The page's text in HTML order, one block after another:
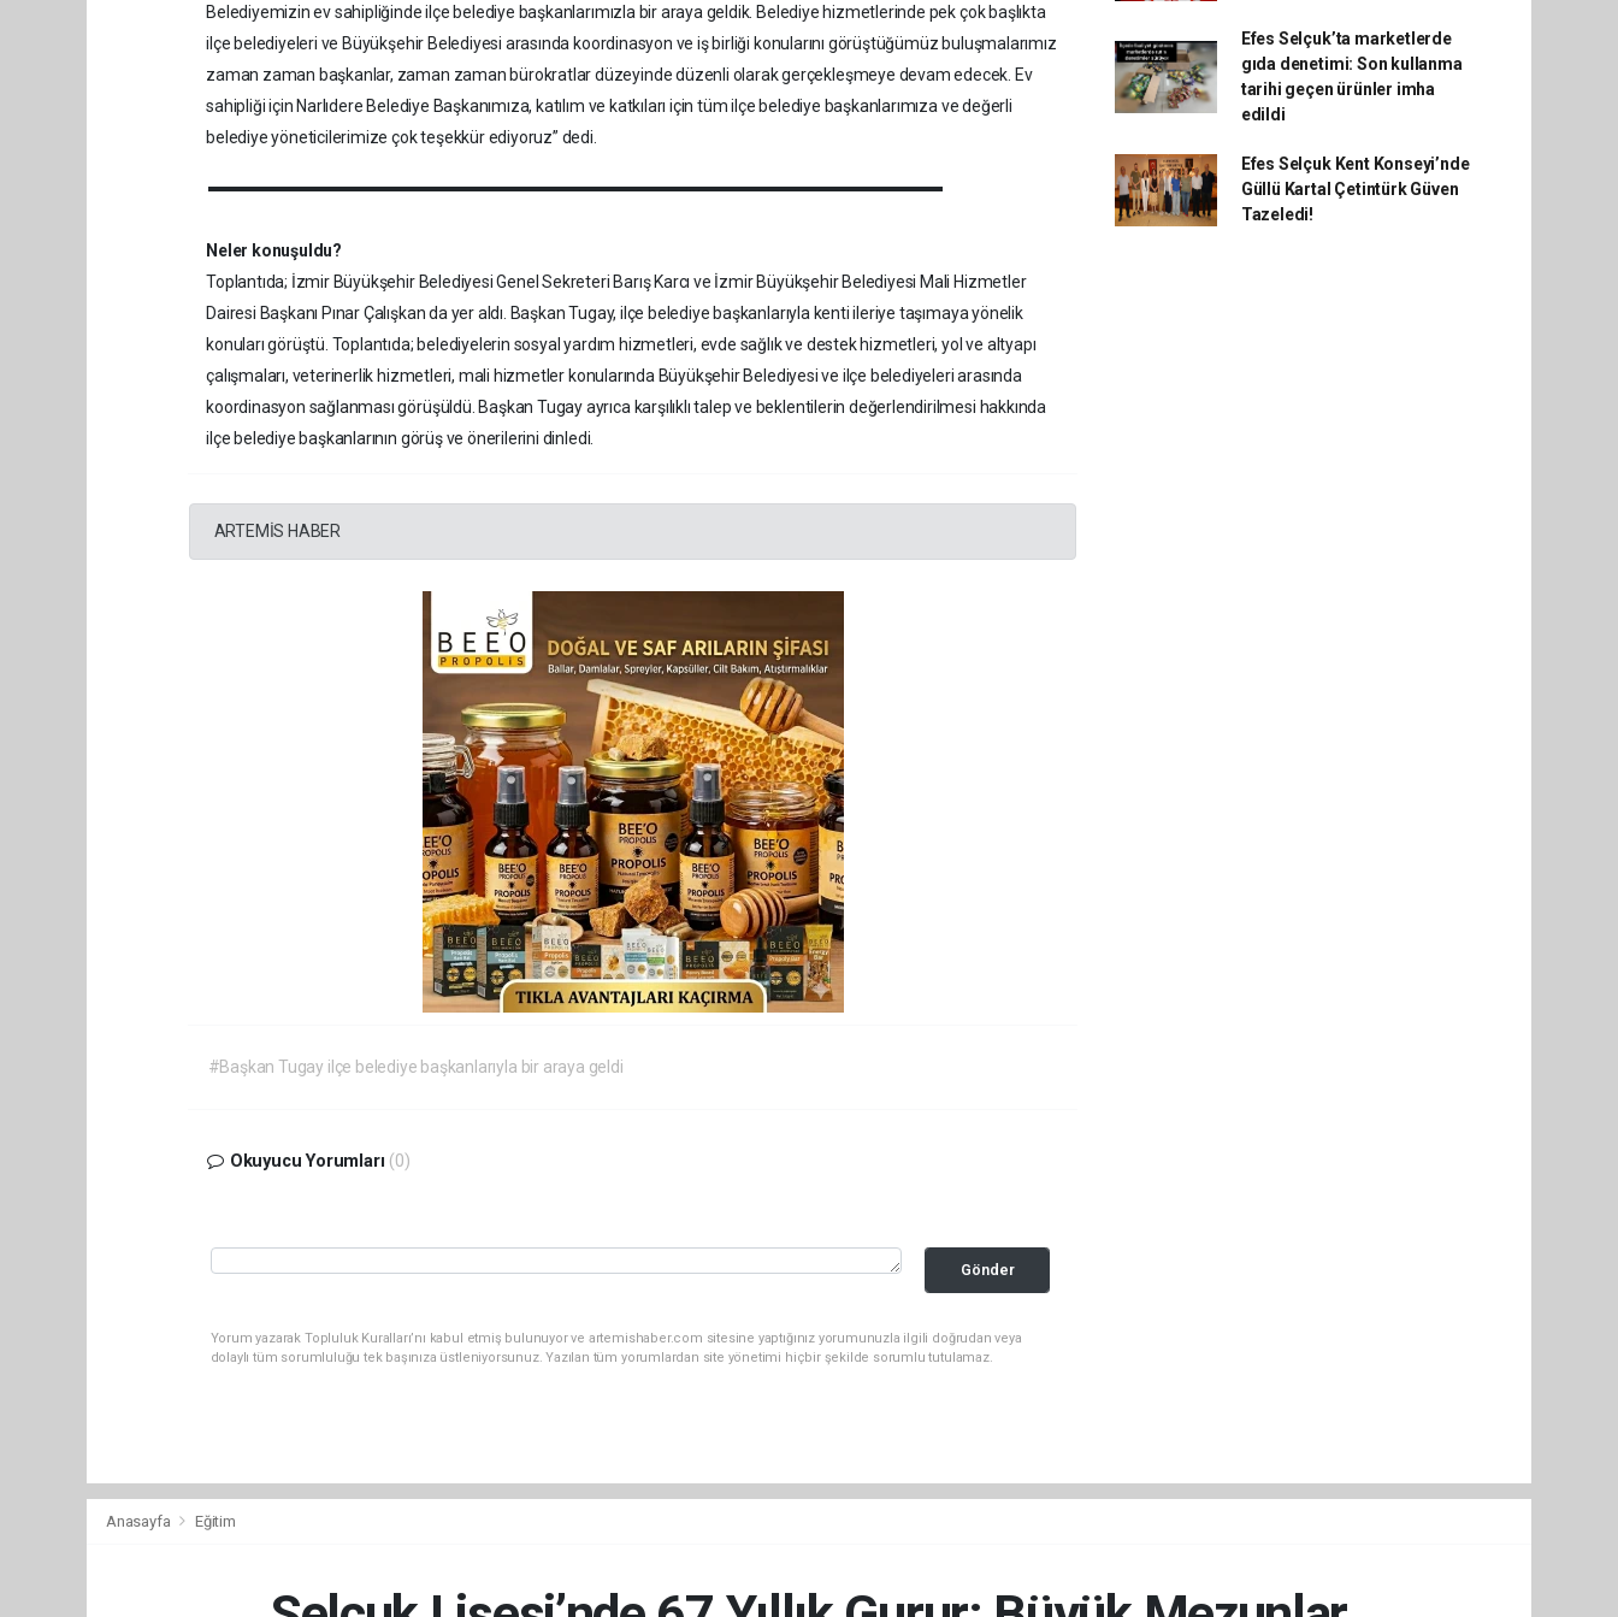
Belediyemizin ev sahipliğinde ilçe belediye başkanlarımızla bir araya geldik. Belediye hizmetlerinde pek çok başlıkta
ilçe belediyeleri ve Büyükşehir Belediyesi arasında koordinasyon ve iş birliği konularını görüştüğümüz buluşmalarımız
zaman zaman başkanlar, zaman zaman bürokratlar düzeyinde düzenli olarak gerçekleşmeye devam edecek. Ev
sahipliği için Narlıdere Belediye Başkanımıza, katılım ve katkıları için tüm ilçe belediye başkanlarımıza ve değerli
belediye yöneticilerimize çok teşekkür ediyoruz” dedi.
Neler konuşuldu?
Toplantıda; İzmir Büyükşehir Belediyesi Genel Sekreteri Barış Karcı ve İzmir Büyükşehir Belediyesi Mali Hizmetler
Dairesi Başkanı Pınar Çalışkan da yer aldı. Başkan Tugay, ilçe belediye başkanlarıyla kenti ileriye taşımaya yönelik
konuları görüştü. Toplantıda; belediyelerin sosyal yardım hizmetleri, evde sağlık ve destek hizmetleri, yol ve altyapı
çalışmaları, veterinerlik hizmetleri, mali hizmetler konularında Büyükşehir Belediyesi ve ilçe belediyeleri arasında
koordinasyon sağlanması görüşüldü. Başkan Tugay ayrıca karşılıklı talep ve beklentilerin değerlendirilmesi hakkında
ilçe belediye başkanlarının görüş ve önerilerini dinledi.
ARTEMİS HABER
#Başkan Tugay ilçe belediye başkanlarıyla bir araya geldi
Okuyucu Yorumları (0)
Gönder
Yorum yazarak Topluluk Kuralları’nı kabul etmiş bulunuyor ve artemishaber.com sitesine yaptığınız yorumunuzla ilgili doğrudan veya
dolaylı tüm sorumluluğu tek başınıza üstleniyorsunuz. Yazılan tüm yorumlardan site yönetimi hiçbir şekilde sorumlu tutulamaz.
Efes Selçuk’ta marketlerde
gıda denetimi: Son kullanma
tarihi geçen ürünler imha
edildi
Efes Selçuk Kent Konseyi’nde
Güllü Kartal Çetintürk Güven
Tazeledi!
Anasayfa Eğitim